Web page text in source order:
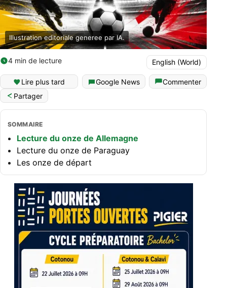
Illustration editoriale generee par IA.
4 min de lecture English (World)
Lire plus tard Google News
Commenter
Partager
SOMMAIRE
Lecture du onze de Allemagne
Lecture du onze de Paraguay
Les onze de départ